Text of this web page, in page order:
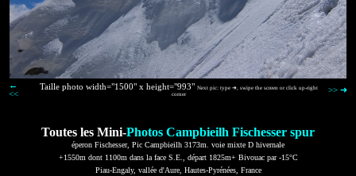
←
<<
Taille photo width="1500" x height="993" Next pic: type ➜, swipe the screen or click up-right
corner
>> ➜
Toutes les Mini-Photos Campbieilh Fischesser spur
éperon Fischesser, Pic Campbieilh 3173m. voie mixte D hivernale
+1550m dont 1100m dans la face S.E., départ 1825m+ Bivouac par -15°C
Piau-Engaly, vallée d'Aure, Hautes-Pyrénées, France